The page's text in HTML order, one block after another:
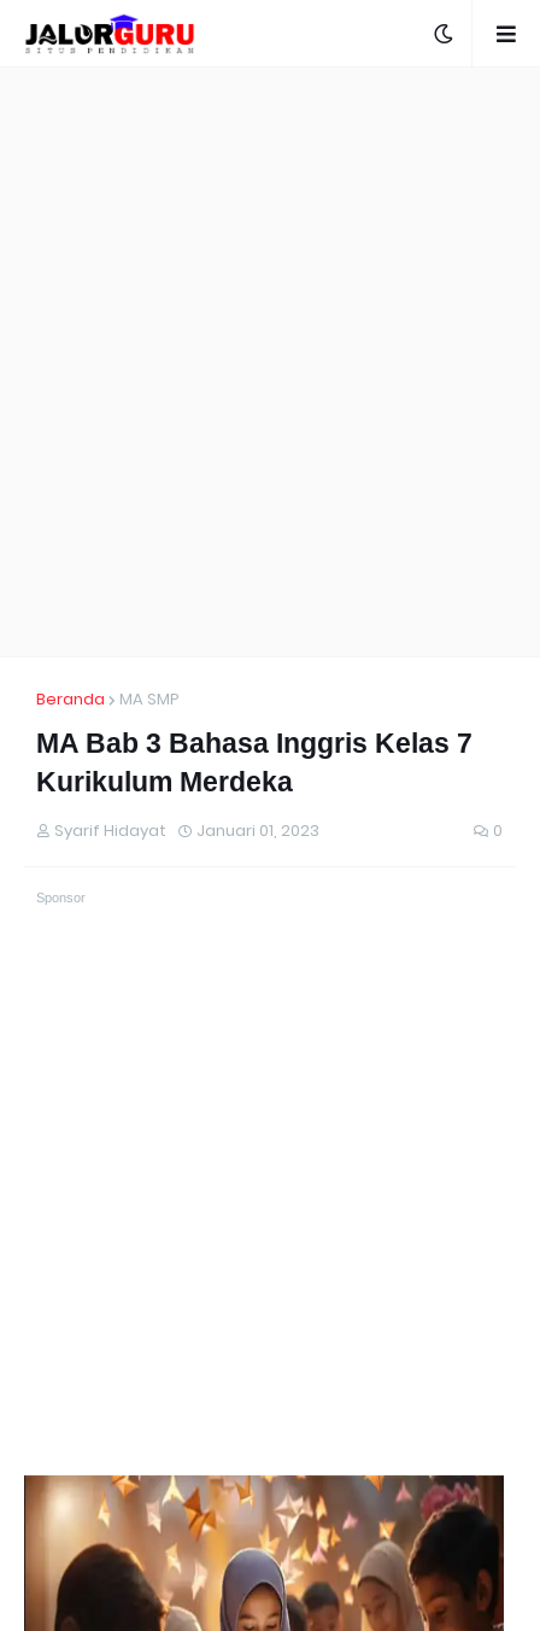
Beranda MA SMP
MA Bab 3 Bahasa Inggris Kelas 7
Kurikulum Merdeka
Syarif Hidayat Januari 01, 2023 0
Sponsor